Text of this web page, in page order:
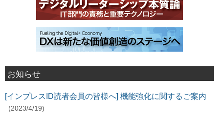
お知らせ
[インプレスID読者会員の皆様へ] 機能強化に関するご案内
(2023/4/19)